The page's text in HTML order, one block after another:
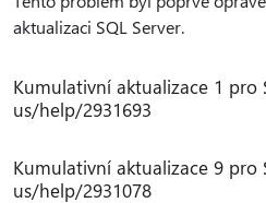
aktualizaci SQL Server.
Kumulativní aktualizace 1 pro
us/help/2931693
Kumulativní aktualizace 9 pro
us/help/2931078